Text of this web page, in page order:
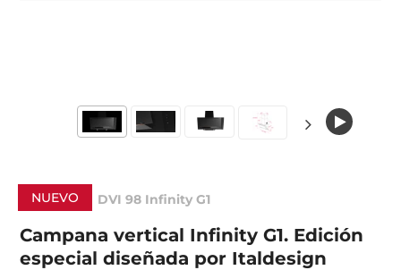
NUEVO DVI 98 Infinity G1
Campana vertical Infinity G1. Edición
especial diseñada por Italdesign